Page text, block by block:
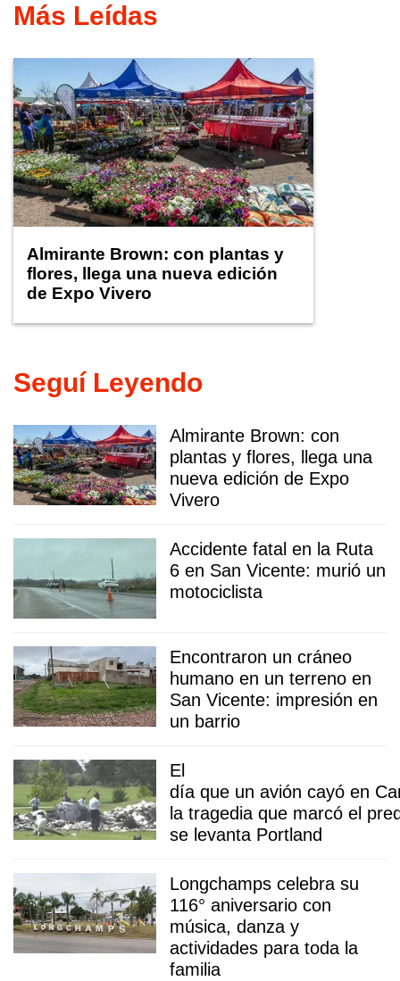
Más Leídas
Almirante Brown: con plantas y
flores, llega una nueva edición
de Expo Vivero
Seguí Leyendo
Almirante Brown: con
plantas y flores, llega una
nueva edición de Expo
Vivero
Accidente fatal en la Ruta
6 en San Vicente: murió un
motociclista
Encontraron un cráneo
humano en un terreno en
San Vicente: impresión en
un barrio
El
día que un avión cayó en
la tragedia que marcó el
se levanta Portland
Longchamps celebra su
116° aniversario con
música, danza y
actividades para toda la
familia